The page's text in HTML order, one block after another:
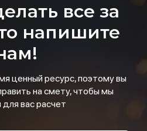
все за
напишите
ценный ресурс, поэтому вы
на смету, чтобы мы
вас расчет